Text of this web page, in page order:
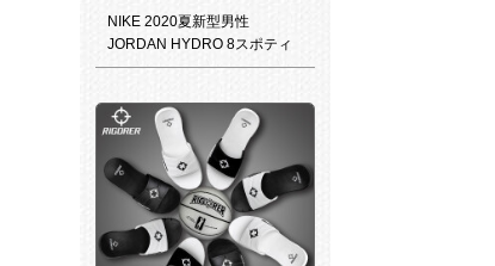
NIKE 2020夏新型男性
JORDAN HYDRO 8スポティ
ッシュCD 2803-02 CD 2803-